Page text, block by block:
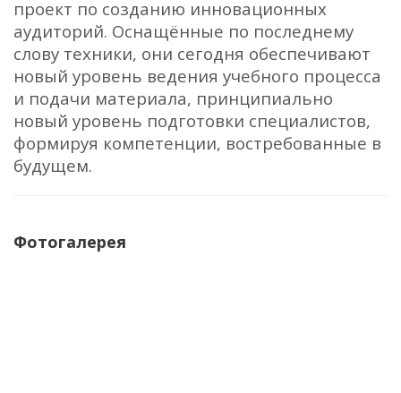
проект по созданию инновационных
аудиторий. Оснащённые по последнему
слову техники, они сегодня обеспечивают
новый уровень ведения учебного процесса
и подачи материала, принципиально
новый уровень подготовки специалистов,
формируя компетенции, востребованные в
будущем.
Фотогалерея